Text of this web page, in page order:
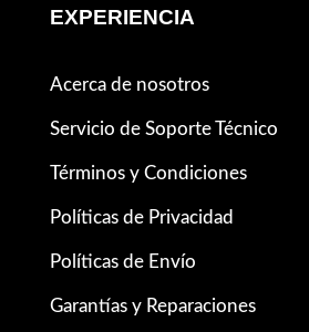
EXPERIENCIA
Acerca de nosotros
Servicio de Soporte Técnico
Términos y Condiciones
Políticas de Privacidad
Políticas de Envío
Garantías y Reparaciones